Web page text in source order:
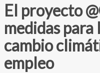
El proyecto
medidas
cambio
empleo